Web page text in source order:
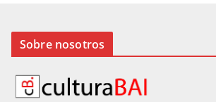
Sobre nosotros